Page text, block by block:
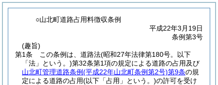
○山北町道路占用料徴収条例
平成22年3月19日
条例第3号
(趣旨)
第1条
この条例は、道路法(昭和27年法律第180号。以下
「法」という。)第32条第1項の規定による道路の占用及び
山北町管理道路条例(平成22年山北町条例第2号)第9条の規
定による道路の占用(以下「占用」という。)の許可を受け